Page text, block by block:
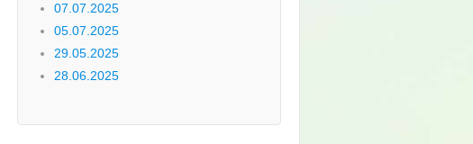
07.07.2025
05.07.2025
29.05.2025
28.06.2025